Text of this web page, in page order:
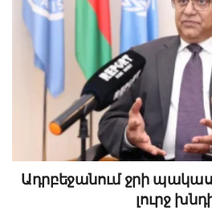
Ադրբեջանում ջրի
լուրջ